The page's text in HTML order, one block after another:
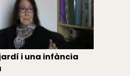
i una infància